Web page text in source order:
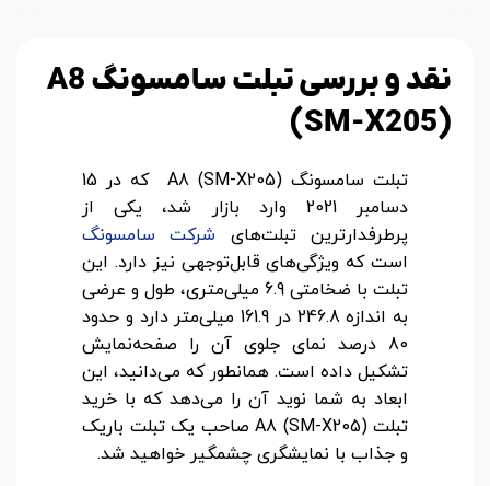
نقد و بررسی تبلت سامسونگ A8
(SM-X205)
تبلت سامسونگ A8 (SM-X205) که در 15
دسامبر 2021 وارد بازار شد، یکی از
پرطرفدارترین تبلت‌های شرکت سامسونگ
است که ویژگی‌های قابل‌توجهی نیز دارد. این
تبلت با ضخامتی 6.9 میلی‌متری، طول و عرضی
به اندازه 246.8 در 161.9 میلی‌متر دارد و حدود
80 درصد نمای جلوی آن را صفحه‌نمایش
تشکیل داده است. همانطور که می‌دانید، این
ابعاد به شما نوید آن را می‌دهد که با خرید
تبلت A8 (SM-X205) صاحب یک تبلت باریک
و جذاب با نمایشگری چشمگیر خواهید شد.